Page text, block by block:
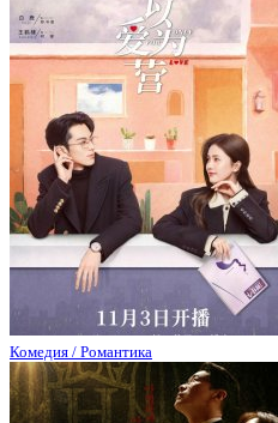
Комедия / Романтика